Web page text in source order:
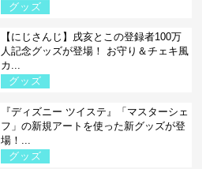
グッズ
【にじさんじ】戌亥とこの登録者100万
人記念グッズが登場！ お守り＆チェキ風
カ...
グッズ
『ディズニー ツイステ』「マスターシェ
フ」の新規アートを使った新グッズが登
場！...
グッズ